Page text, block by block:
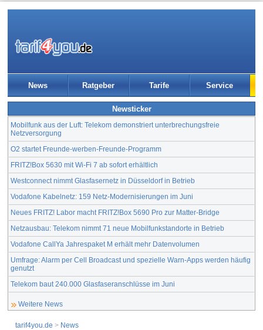
News Ratgeber Tarife Service
Newsticker
Mobilfunk aus der Luft: Telekom demonstriert unterbrechungsfreie
Netzversorgung
O2 startet Freunde-werben-Freunde-Programm
FRITZ!Box 5630 mit Wi-Fi 7 ab sofort erhältlich
Westconnect nimmt Glasfasernetz in Düsseldorf in Betrieb
Vodafone Kabelnetz: 159 Netz-Modernisierungen im Juni
Neues FRITZ! Labor macht FRITZ!Box 5690 Pro zur Matter-Bridge
Netzausbau: Telekom nimmt 71 neue Mobilfunkstandorte in Betrieb
Vodafone CallYa Jahrespaket M erhält mehr Datenvolumen
Umfrage: Alarm per Cell Broadcast und spezielle Warn-Apps werden häufig
genutzt
Telekom baut 240.000 Glasfaseranschlüsse im Juni
Weitere News
tarif4you.de > News